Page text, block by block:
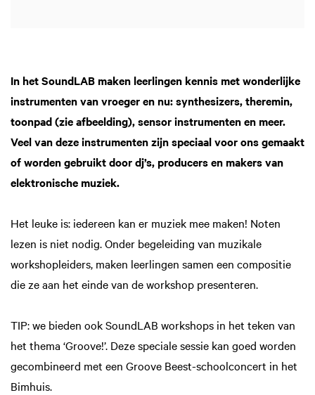
In het SoundLAB maken leerlingen kennis met wonderlijke
instrumenten van vroeger en nu: synthesizers, theremin,
toonpad (zie afbeelding), sensor instrumenten en meer.
Veel van deze instrumenten zijn speciaal voor ons gemaakt
of worden gebruikt door dj’s, producers en makers van
elektronische muziek.
Het leuke is: iedereen kan er muziek mee maken! Noten
lezen is niet nodig. Onder begeleiding van muzikale
workshopleiders, maken leerlingen samen een compositie
die ze aan het einde van de workshop presenteren.
TIP: we bieden ook SoundLAB workshops in het teken van
het thema ‘Groove!’. Deze speciale sessie kan goed worden
gecombineerd met een Groove Beest-schoolconcert in het
Bimhuis.